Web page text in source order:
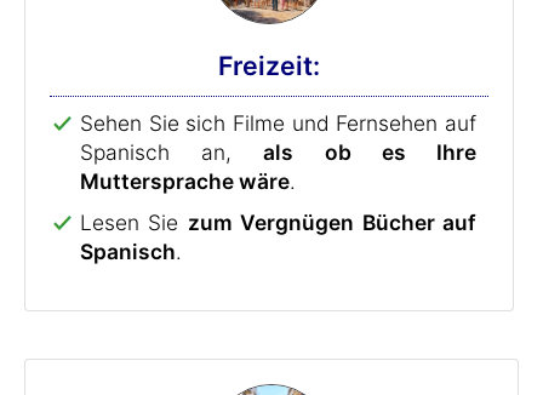
Freizeit:
Sehen Sie sich Filme und Fernsehen auf
Spanisch an,als ob es Ihre
Muttersprache wäre.
Lesen Sie zum Vergnügen Bücher auf
Spanisch.